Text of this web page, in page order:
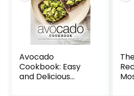
Avocado
Cookbook: Easy
and Delicious